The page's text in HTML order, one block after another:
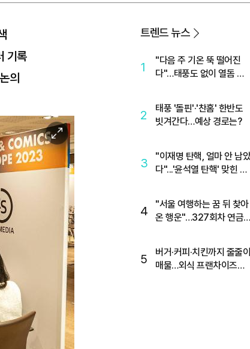
기록
의
이
미
지
트렌드 뉴스
1
"다음 주 기온 뚝 떨어진
다"…태풍도 없이 열돔 박
2
태풍 '돌핀'·'찬홈' 한반도
빗겨간다…예상 경로는?
3
"이재명 탄핵, 얼마 안 남았
다"...'윤석열 탄핵' 맞힌 무
4
"서울 여행하는 꿈 뒤 찾아
온 행운"…327회차 연금
5
버거·커피·치킨까지 줄줄이
매물…외식 프랜차이즈